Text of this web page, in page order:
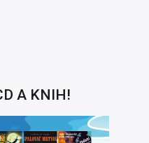
A KNIH!